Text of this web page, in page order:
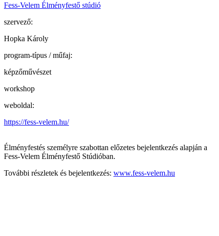
Fess-Velem Élményfestő stúdió
szervező:
Hopka Károly
program-típus / műfaj:
képzőművészet
workshop
weboldal:
https://fess-velem.hu/
Élményfestés személyre szabottan előzetes bejelentkezés alapján a
Fess-Velem Élményfestő Stúdióban.
További részletek és bejelentkezés: www.fess-velem.hu